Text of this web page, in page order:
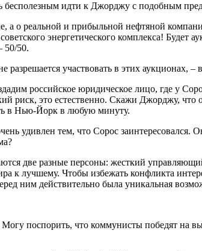
бесполезным идти к Джорджу с подобным
а о реальной и прибыльной нефтяной
энергетического комплекса! Будет
50/50.
участвовать в этих аукционах, –
российское юридическое лицо, где у
риск, это естественно. Скажи Джорджу,
в Нью-Йорк в любую минуту.
удивлен тем, что Сорос заинтересовался.
две разные персоны: жесткий
к лучшему. Чтобы избежать конфликта
ним действительно была уникальная
поспорить, что коммунисты победят на